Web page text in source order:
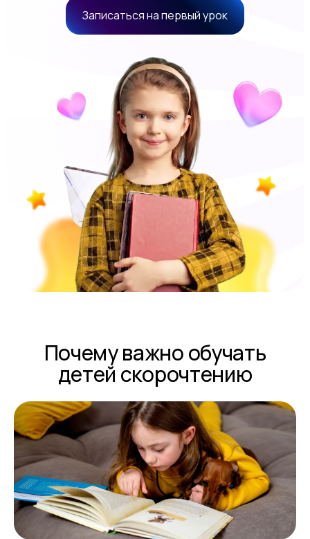
Записаться на первый урок
Почему важно обучать
детей скорочтению